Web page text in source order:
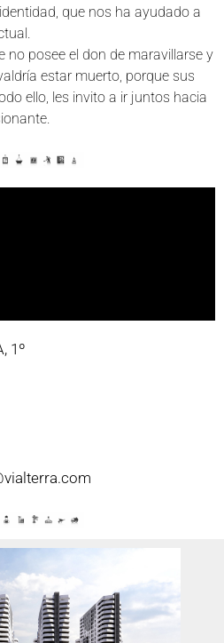
que nos ha ayudado a
no posee el don de maravillarse y
estar muerto, porque sus
ello, les invito a ir juntos hacia
1º